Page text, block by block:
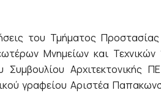
του Τμήματος
Μνημείων και
Αρχιτεκτονικής
γραφείου Αριστέα